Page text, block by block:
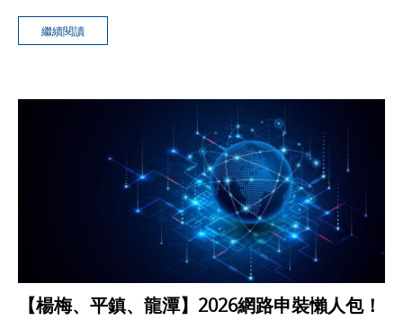
本文將介紹最齊全的優惠方案！優惠專線：0971-850-
713，也可加LINE免費諮詢！
繼續閱讀
【楊梅、平鎮、龍潭】2026網路申裝懶人包！